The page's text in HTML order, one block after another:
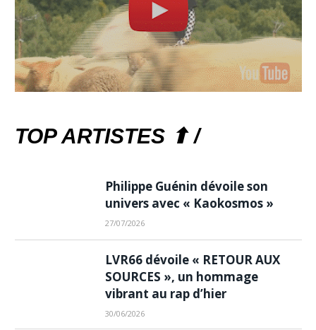
TOP ARTISTES ⬆ /
Philippe Guénin dévoile son
univers avec « Kaokosmos »
27/07/2026
LVR66 dévoile « RETOUR AUX
SOURCES », un hommage
vibrant au rap d’hier
30/06/2026